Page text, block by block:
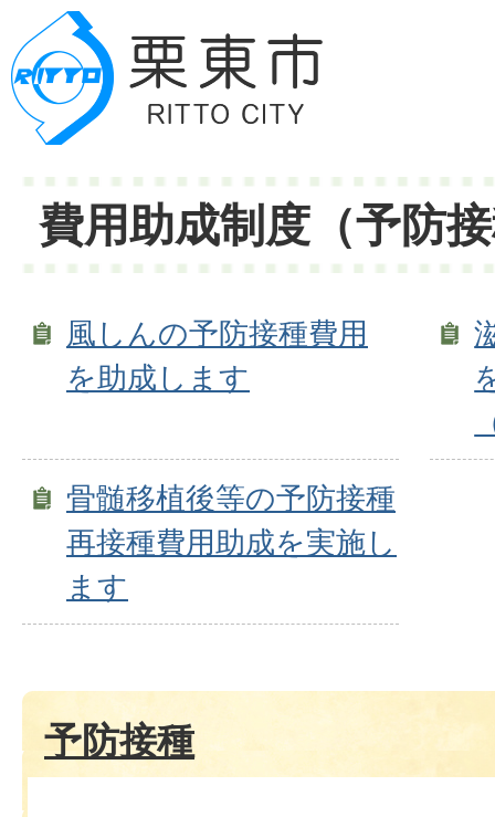
費用助成制度（予防
風しんの予防接種費用
を助成します
骨髄移植後等の予防接種
再接種費用助成を実施し
ます
予防接種